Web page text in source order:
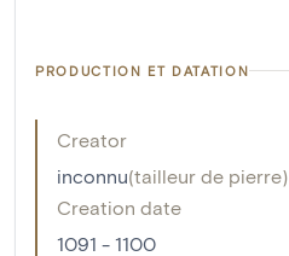
PRODUCTION ET DATATION
Creator
inconnu(tailleur de pierre)
Creation date
1091 - 1100